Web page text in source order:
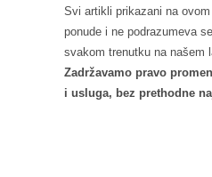
Svi artikli prikazani na
ponude i ne podrazumeva
svakom trenutku na našem
Zadržavamo pravo
i usluga, bez prethodne